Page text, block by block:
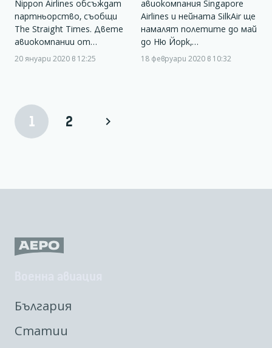
Nippon Airlines обсъждат
партньорство, съобщи
The Straight Times. Двете
авиокомпании от…
20 януари 2020 в 12:25
авиокомпания Singapore
Airlines и нейната SilkAir ще
намалят полетите до май
до Ню Йорк,…
18 февруари 2020 в 10:32
1 2
България
Статии